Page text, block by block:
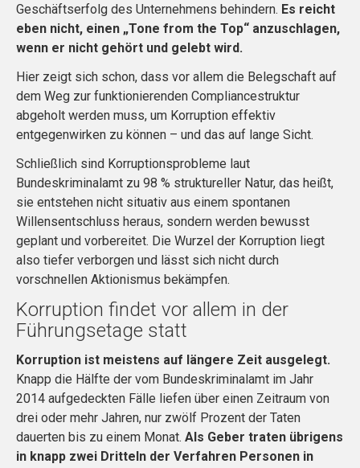
Geschäftserfolg des Unternehmens behindern. Es reicht
eben nicht, einen „Tone from the Top“ anzuschlagen,
wenn er nicht gehört und gelebt wird.
Hier zeigt sich schon, dass vor allem die Belegschaft auf
dem Weg zur funktionierenden Compliancestruktur
abgeholt werden muss, um Korruption effektiv
entgegenwirken zu können – und das auf lange Sicht.
Schließlich sind Korruptionsprobleme laut
Bundeskriminalamt zu 98 % struktureller Natur, das heißt,
sie entstehen nicht situativ aus einem spontanen
Willensentschluss heraus, sondern werden bewusst
geplant und vorbereitet. Die Wurzel der Korruption liegt
also tiefer verborgen und lässt sich nicht durch
vorschnellen Aktionismus bekämpfen.
Korruption findet vor allem in der
Führungsetage statt
Korruption ist meistens auf längere Zeit ausgelegt.
Knapp die Hälfte der vom Bundeskriminalamt im Jahr
2014 aufgedeckten Fälle liefen über einen Zeitraum von
drei oder mehr Jahren, nur zwölf Prozent der Taten
dauerten bis zu einem Monat. Als Geber traten übrigens
in knapp zwei Dritteln der Verfahren Personen in